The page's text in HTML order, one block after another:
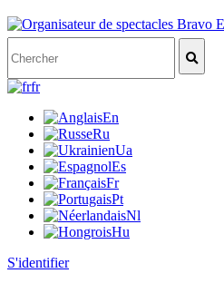
fr
En
Ru
Ua
Es
Fr
Pt
Nl
Hu
S'identifier